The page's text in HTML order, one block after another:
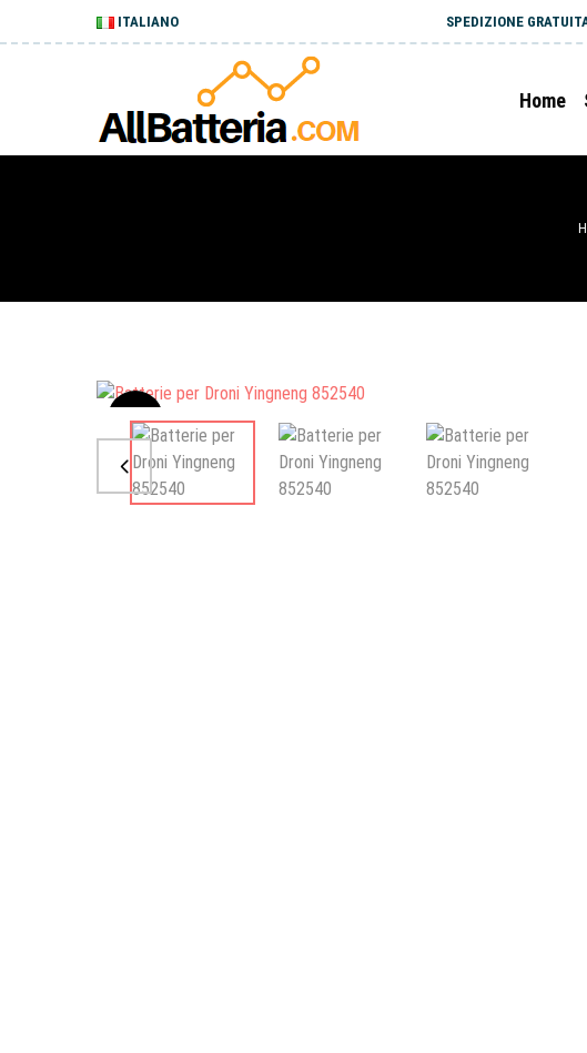
ITALIANO SPEDIZIONE
Home
Sale